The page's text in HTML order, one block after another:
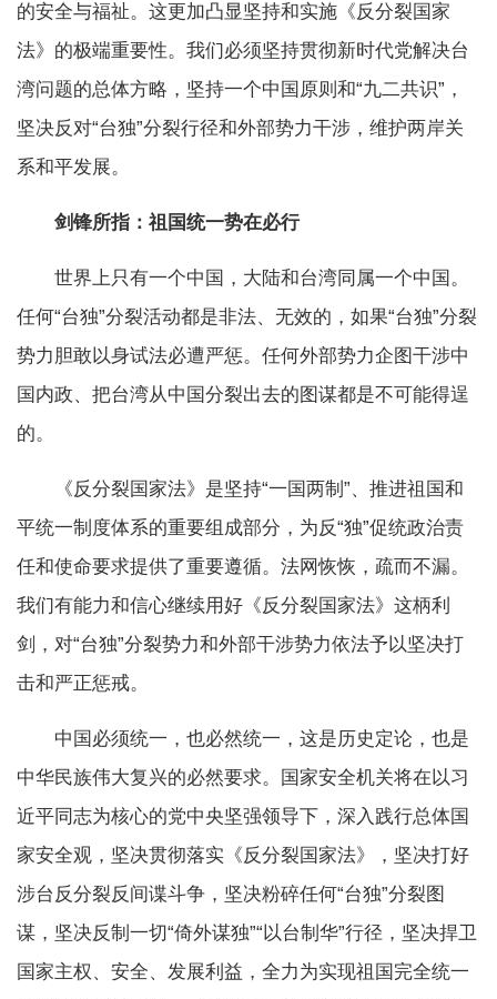
的安全与福祉。这更加凸显坚持和实施《反分裂国家
法》的极端重要性。我们必须坚持贯彻新时代党解决台
湾问题的总体方略，坚持一个中国原则和“九二共识”，
坚决反对“台独”分裂行径和外部势力干涉，维护两岸关
系和平发展。
剑锋所指：祖国统一势在必行
世界上只有一个中国，大陆和台湾同属一个中国。
任何“台独”分裂活动都是非法、无效的，如果“台独”分裂
势力胆敢以身试法必遭严惩。任何外部势力企图干涉中
国内政、把台湾从中国分裂出去的图谋都是不可能得逞
的。
《反分裂国家法》是坚持“一国两制”、推进祖国和
平统一制度体系的重要组成部分，为反“独”促统政治责
任和使命要求提供了重要遵循。法网恢恢，疏而不漏。
我们有能力和信心继续用好《反分裂国家法》这柄利
剑，对“台独”分裂势力和外部干涉势力依法予以坚决打
击和严正惩戒。
中国必须统一，也必然统一，这是历史定论，也是
中华民族伟大复兴的必然要求。国家安全机关将在以习
近平同志为核心的党中央坚强领导下，深入践行总体国
家安全观，坚决贯彻落实《反分裂国家法》，坚决打好
涉台反分裂反间谍斗争，坚决粉碎任何“台独”分裂图
谋，坚决反制一切“倚外谋独”“以台制华”行径，坚决捍卫
国家主权、安全、发展利益，全力为实现祖国完全统一